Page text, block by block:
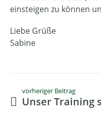
einsteigen zu können
Liebe Grüße
Sabine
vorheriger Beitrag
Unser Training